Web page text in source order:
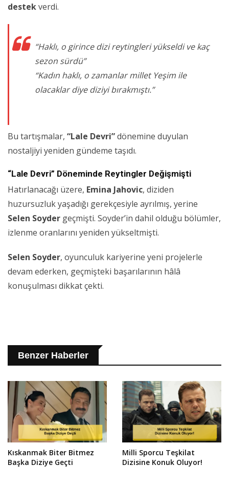
destekverdi.
“Haklı, o girince dizi reytingleri yükseldi ve kaç
sezon sürdü”
“Kadın haklı, o zamanlar millet Yeşim ile
olacaklar diye diziyi bırakmıştı.”
Bu tartışmalar, “Lale Devri”dönemine duyulan
nostaljiyi yeniden gündeme taşıdı.
“Lale Devri” Döneminde Reytingler Değişmişti
Hatırlanacağı üzere, Emina Jahovic, diziden
huzursuzluk yaşadığı gerekçesiyle ayrılmış, yerine
Selen Soyder geçmişti. Soyder’in dahil olduğu bölümler,
izlenme oranlarını yeniden yükseltmişti.
Selen Soyder, oyunculuk kariyerine yeni projelerle
devam ederken, geçmişteki başarılarının hâlâ
konuşulması dikkat çekti.
Benzer Haberler
Kıskanmak Biter Bitmez
Başka Diziye Geçti
Milli Sporcu Teşkilat
Dizisine Konuk Oluyor!